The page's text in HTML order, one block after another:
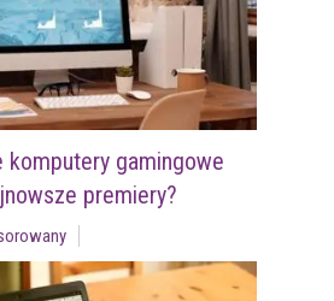
komputery gamingowe
premiery?